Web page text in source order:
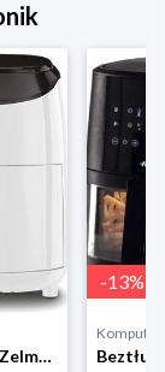
Beztłuszczowa Zelmer ZAF3551W biały
-13%